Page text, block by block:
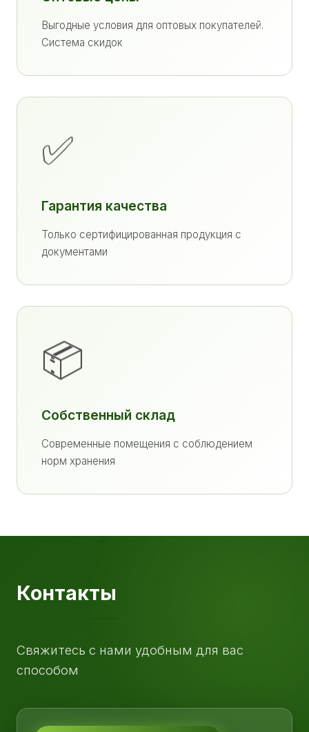
Выгодные условия для оптовых покупателей.
Система скидок
✅
Гарантия качества
Только сертифицированная продукция с
документами
📦
Собственный склад
Современные помещения с соблюдением
норм хранения
Контакты
Свяжитесь с нами удобным для вас
способом